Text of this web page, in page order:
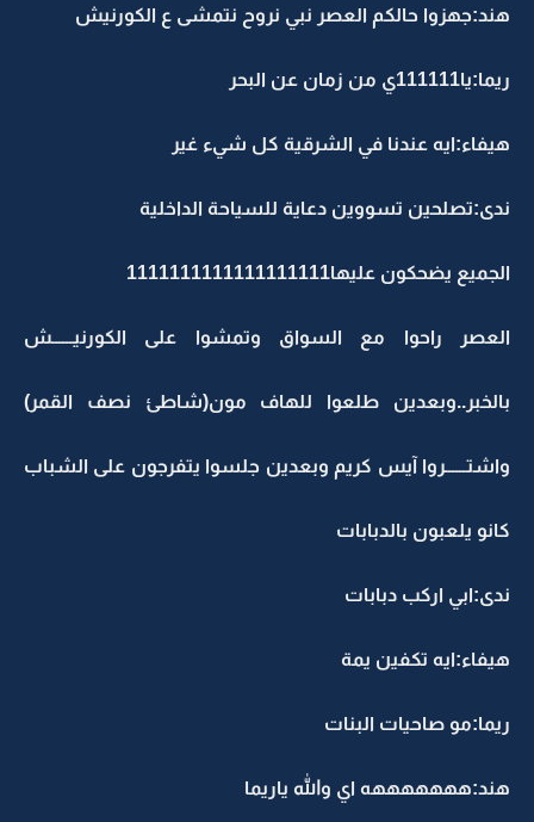
هند:جهزوا حالكم العصر نبي نروح نتمشى ع الكورنيش
ريما:يا111111ي من زمان عن البحر
هيفاء:ايه عندنا في الشرقية كل شيء غير
ندى:تصلحين تسووين دعاية للسياحة الداخلية
الجميع يضحكون عليها1111111111111111111
العصر راحوا مع السواق وتمشوا على الكورنيــــــش
بالخبر..وبعدين طلعوا للهاف مون(شاطئ نصف القمر)
واشتــــــروا آيس كريم وبعدين جلسوا يتفرجون على الشباب
كانو يلعبون بالدبابات
ندى:ابي اركب دبابات
هيفاء:ايه تكفين يمة
ريما:مو صاحيات البنات
هند:هههههههه اي والله ياريما